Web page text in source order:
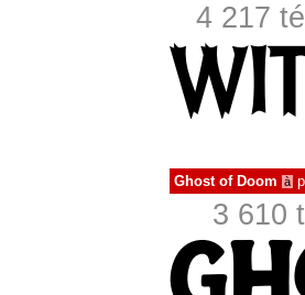
4 217
Ghost of Doom à
3 610